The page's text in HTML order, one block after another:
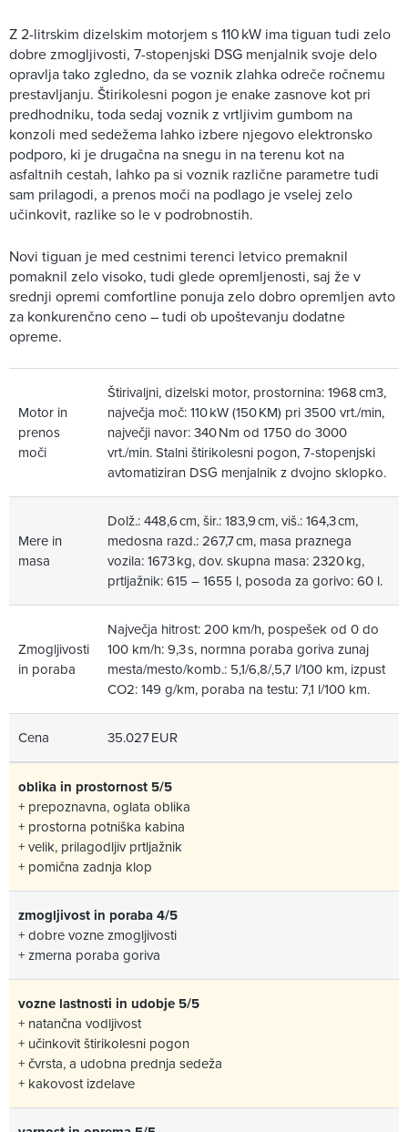
Z 2-litrskim dizelskim motorjem s 110 kW ima tiguan tudi zelo
dobre zmogljivosti, 7-stopenjski DSG menjalnik svoje delo
opravlja tako zgledno, da se voznik zlahka odreče ročnemu
prestavljanju. Štirikolesni pogon je enake zasnove kot pri
predhodniku, toda sedaj voznik z vrtljivim gumbom na
konzoli med sedežema lahko izbere njegovo elektronsko
podporo, ki je drugačna na snegu in na terenu kot na
asfaltnih cestah, lahko pa si voznik različne parametre tudi
sam prilagodi, a prenos moči na podlago je vselej zelo
učinkovit, razlike so le v podrobnostih.
Novi tiguan je med cestnimi terenci letvico premaknil
pomaknil zelo visoko, tudi glede opremljenosti, saj že v
srednji opremi comfortline ponuja zelo dobro opremljen avto
za konkurenčno ceno – tudi ob upoštevanju dodatne
opreme.
Motor in
prenos
moči
Štirivaljni, dizelski motor, prostornina: 1968 cm3,
največja moč: 110 kW (150 KM) pri 3500 vrt./min,
največji navor: 340 Nm od 1750 do 3000
vrt./min. Stalni štirikolesni pogon, 7-stopenjski
avtomatiziran DSG menjalnik z dvojno sklopko.
Mere in
masa
Dolž.: 448,6 cm, šir.: 183,9 cm, viš.: 164,3 cm,
medosna razd.: 267,7 cm, masa praznega
vozila: 1673 kg, dov. skupna masa: 2320 kg,
prtljažnik: 615 – 1655 l, posoda za gorivo: 60 l.
Zmogljivosti
in poraba
Največja hitrost: 200 km/h, pospešek od 0 do
100 km/h: 9,3 s, normna poraba goriva zunaj
mesta/mesto/komb.: 5,1/6,8/,5,7 l/100 km, izpust
CO2: 149 g/km, poraba na testu: 7,1 l/100 km.
Cena 35.027 EUR
oblika in prostornost 5/5
+ prepoznavna, oglata oblika
+ prostorna potniška kabina
+ velik, prilagodljiv prtljažnik
+ pomična zadnja klop
zmogljivost in poraba 4/5
+ dobre vozne zmogljivosti
+ zmerna poraba goriva
vozne lastnosti in udobje 5/5
+ natančna vodljivost
+ učinkovit štirikolesni pogon
+ čvrsta, a udobna prednja sedeža
+ kakovost izdelave